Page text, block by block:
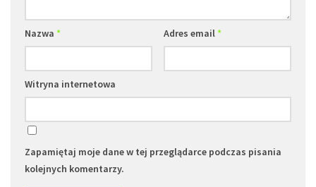
Nazwa * Adres email*
Witryna internetowa
Zapamiętaj moje dane w tej przeglądarce podczas pisania
kolejnych komentarzy.